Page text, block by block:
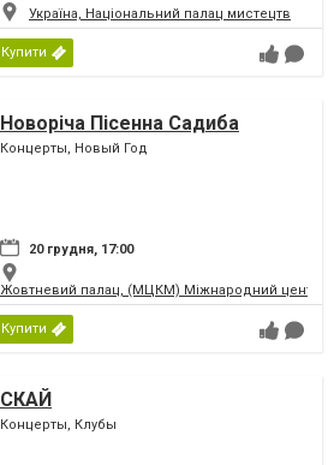
Україна, Національний палац мистецтв
Купити
Новоріча Пісенна Садиба
Концерты, Новый Год
20 грудня, 17:00
Жовтневий палац, (МЦКМ) Міжнародний центр
Купити
СКАЙ
Концерты, Клубы